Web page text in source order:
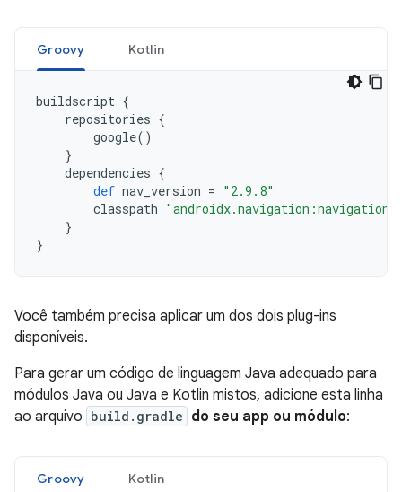
Groovy Kotlin
buildscript {
repositories {
google()
}
dependencies {
def nav_version = "2.9.8"
classpath
}
}
Você também precisa aplicar um dos dois plug-ins
disponíveis.
Para gerar um código de linguagem Java adequado para
módulos Java ou Java e Kotlin mistos, adicione esta linha
ao arquivo build.gradle do seu app ou módulo:
Groovy Kotlin